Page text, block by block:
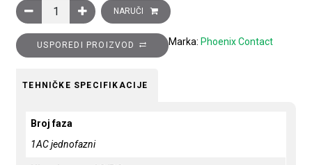
Ispravljač STEP, ulaz: 1 faza, izlaz: 24 V DC/3.5 A. Za
NARUČI
USPOREDI PROIZVOD Marka: Phoenix Contact
TEHNIČKE SPECIFIKACIJE
Broj faza
1AC jednofazni